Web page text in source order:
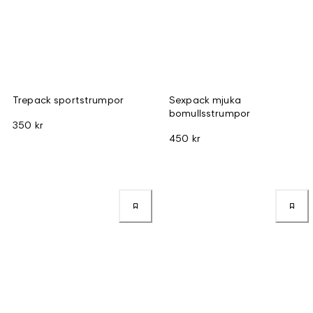
Trepack sportstrumpor
350 kr
Sexpack mjuka
bomullsstrumpor
450 kr